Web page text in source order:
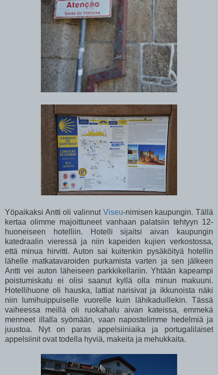
Yöpaikaksi Antti oli valinnut Viseu-nimisen kaupungin. Tällä
kertaa olimme majoittuneet vanhaan palatsiin tehtyyn 12-
huoneiseen hotelliin. Hotelli sijaitsi aivan kaupungin
katedraalin vieressä ja niin kapeiden kujien verkostossa,
että minua hirvitti. Auton sai kuitenkin pysäköityä hotellin
lähelle matkatavaroiden purkamista varten ja sen jälkeen
Antti vei auton läheiseen parkkikellariin. Yhtään kapeampi
poistumiskatu ei olisi saanut kyllä olla minun makuuni.
Hotellihuone oli hauska, lattiat narisivat ja ikkunoista näki
niin lumihuippuiselle vuorelle kuin lähikaduillekin. Tässä
vaiheessa meillä oli ruokahalu aivan kateissa, emmekä
menneet illalla syömään, vaan napostelimme hedelmiä ja
juustoa. Nyt on paras appelsiiniaika ja portugalilaiset
appelsiinit ovat todella hyviä, makeita ja mehukkaita.